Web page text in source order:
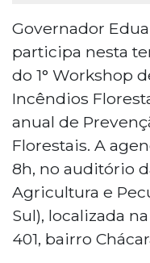
Governador
participa nesta
do 1° Workshop
Incêndios
anual de
Florestais. A
8h, no auditório
Agricultura e
Sul), localizada
401, bairro